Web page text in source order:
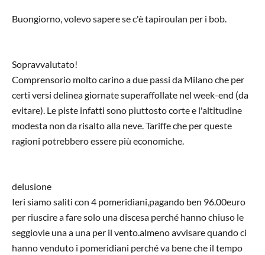
Buongiorno, volevo sapere se c'è tapiroulan per i bob.
Sopravvalutato!
Comprensorio molto carino a due passi da Milano che per
certi versi delinea giornate superaffollate nel week-end (da
evitare). Le piste infatti sono piuttosto corte e l'altitudine
modesta non da risalto alla neve. Tariffe che per queste
ragioni potrebbero essere più economiche.
delusione
Ieri siamo saliti con 4 pomeridiani,pagando ben 96.00euro
per riuscire a fare solo una discesa perché hanno chiuso le
seggiovie una a una per il vento.almeno avvisare quando ci
hanno venduto i pomeridiani perché va bene che il tempo